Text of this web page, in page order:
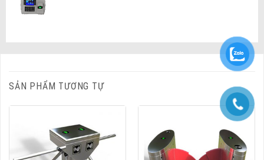
SẢN PHẨM TƯƠNG TỰ